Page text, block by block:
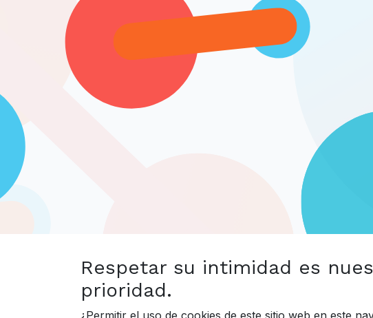
Respetar su intimidad es
prioridad.
¿Permitir el uso de cookies de este sitio web en este